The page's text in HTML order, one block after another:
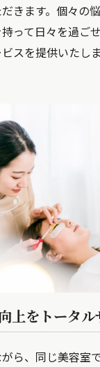
きます。個々の
って日々を過ご
スを提供いたしま
上をトータル
ら、同じ美容室